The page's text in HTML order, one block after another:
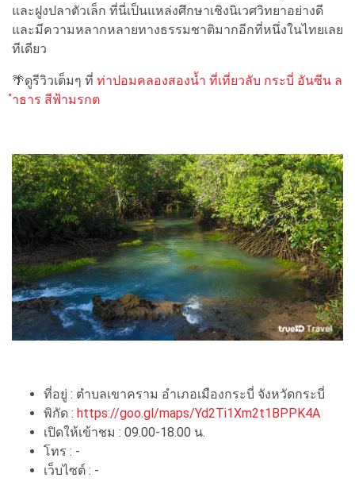
และฝูงปลาตัวเล็ก ที่นี่เป็นแหล่งศึกษาเชิงนิเวศวิทยาอย่างดี
และมีความหลากหลายทางธรรมชาติมากอีกที่หนึ่งในไทยเลย
ทีเดียว
🌴ดูรีวิวเต็มๆ ที่ ท่าปอมคลองสองน้ำ ที่เที่ยวลับ กระบี่ อันซีน ล
ำธาร สีฟ้ามรกต
ที่อยู่ : ตำบลเขาคราม อำเภอเมืองกระบี่ จังหวัดกระบี่
พิกัด : https://goo.gl/maps/Yd2Ti1Xm2t1BPPK4A
เปิดให้เข้าชม : 09.00-18.00 น.
โทร : -
เว็บไซต์ : -